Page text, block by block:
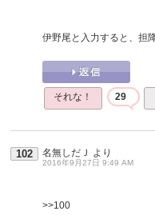
伊野尾と入力すると、担
それな！ 29
102 名無しだＪ より
2016年9月27日 9:49 AM
>>100